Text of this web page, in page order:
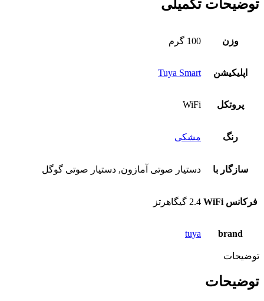
توضیحات تکمیلی
وزن 100 گرم
اپلیکیشن Tuya Smart
پروتکل WiFi
رنگ مشکی
سازگار با دستیار صوتی آمازون, دستیار صوتی گوگل
فرکانس WiFi 2.4 گیگاهرتز
brand
tuya
توضیحات
توضیحات